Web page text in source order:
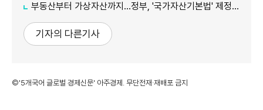
부동산부터 가상자산까지…정부, '국가자산기본법' 제정 추진
기자의 다른기사
©'5개국어 글로벌 경제신문' 아주경제. 무단전재·재배포 금지